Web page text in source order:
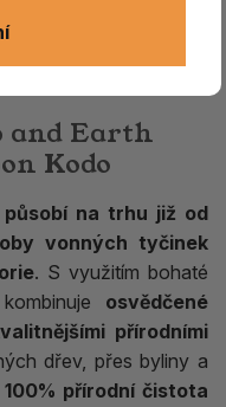
and Earth
Kodo
na trhu již od
vonných tyčinek
. S využitím bohaté
osvědčené
přírodními
dřev, přes byliny a
100% přírodní čistota